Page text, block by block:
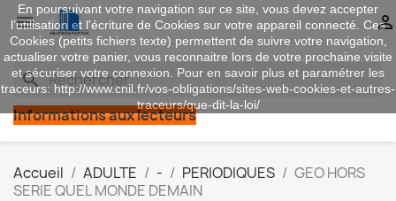
 
search
Informations aux lecteurs
Accueil ADULTE - PERIODIQUES
GEO HORS
SERIE QUEL MONDE DEMAIN
En poursuivant votre navigation sur ce site, vous devez accepter
l’utilisation et l'écriture de Cookies sur votre appareil connecté. Ces
Cookies (petits fichiers texte) permettent de suivre votre navigation,
actualiser votre panier, vous reconnaitre lors de votre prochaine visite
et sécuriser votre connexion. Pour en savoir plus et paramétrer les
traceurs: http://www.cnil.fr/vos-obligations/sites-web-cookies-et-autres-
traceurs/que-dit-la-loi/